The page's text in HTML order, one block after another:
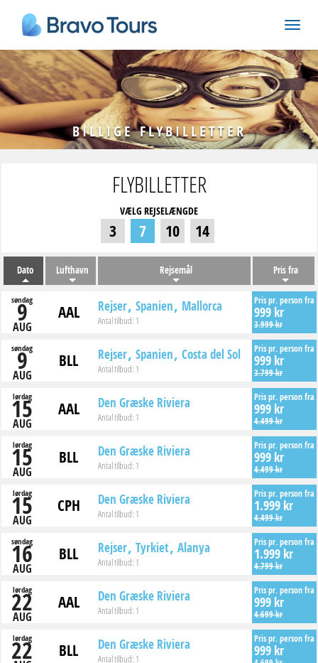
BILLIGE FLYBILLETTER
FLYBILLETTER
VÆLG REJSELÆNGDE
3 7 10 14
Dato Lufthavn Rejsemål Pris fra
søndag
9
AUG
AAL Rejser Spanien Mallorca
Antal tilbud: 1
Pris pr. person fra
999 kr
3.999 kr
søndag
9
AUG
BLL Rejser Spanien Costa del Sol
Antal tilbud: 1
Pris pr. person fra
999 kr
3.799 kr
lørdag
15
AUG
AAL Den Græske Riviera
Antal tilbud: 1
Pris pr. person fra
999 kr
4.499 kr
lørdag
15
AUG
BLL Den Græske Riviera
Antal tilbud: 1
Pris pr. person fra
999 kr
4.499 kr
lørdag
15
AUG
CPH Den Græske Riviera
Antal tilbud: 1
Pris pr. person fra
1.999 kr
4.499 kr
søndag
16
AUG
BLL Rejser Tyrkiet Alanya
Antal tilbud: 1
Pris pr. person fra
1.999 kr
4.799 kr
lørdag
22
AUG
AAL Den Græske Riviera
Antal tilbud: 1
Pris pr. person fra
999 kr
4.699 kr
lørdag
22 BLL Den Græske Riviera
Antal tilbud: 1
Pris pr. person fra
999 kr